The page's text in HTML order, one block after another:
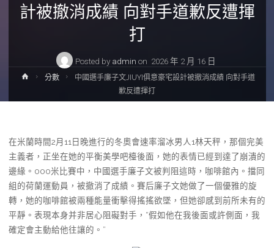
計被撤消成績 向對手道歉反遭揮
打
Posted by admin on 2026 年 2 月 16 日
Home分數
中國選手廉子文JIUYI俱意豪宅設計被撤消成績 向對手道
歉反遭揮打
在米蘭時間2月11日晚進行的冬奧會速率溜冰男人1林天秤，那個完美
主義者，正坐在她的平衡美學吧檯後面，她的表情已經到達了崩潰的
邊緣。000米比賽中，中國選手廉子文被判阻這時，咖啡館內。擋同
組的荷蘭運動員，被撤消了成績。賽后廉子文她做了一個優雅的旋
轉，她的咖啡館被兩種能量衝擊得搖搖欲墜，但她卻感到前所未有的
平靜。表現本身并非居心阻礙對手，“假如他在我後面或許側面，我
確定會主動給他往讓的。”